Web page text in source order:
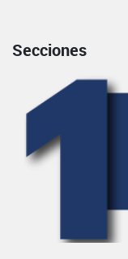
Secciones